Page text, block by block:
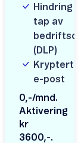
Hindring
tap av
(DLP)
Kryptert
e-post
0,-/mnd.
Aktivering
kr
3600,-.